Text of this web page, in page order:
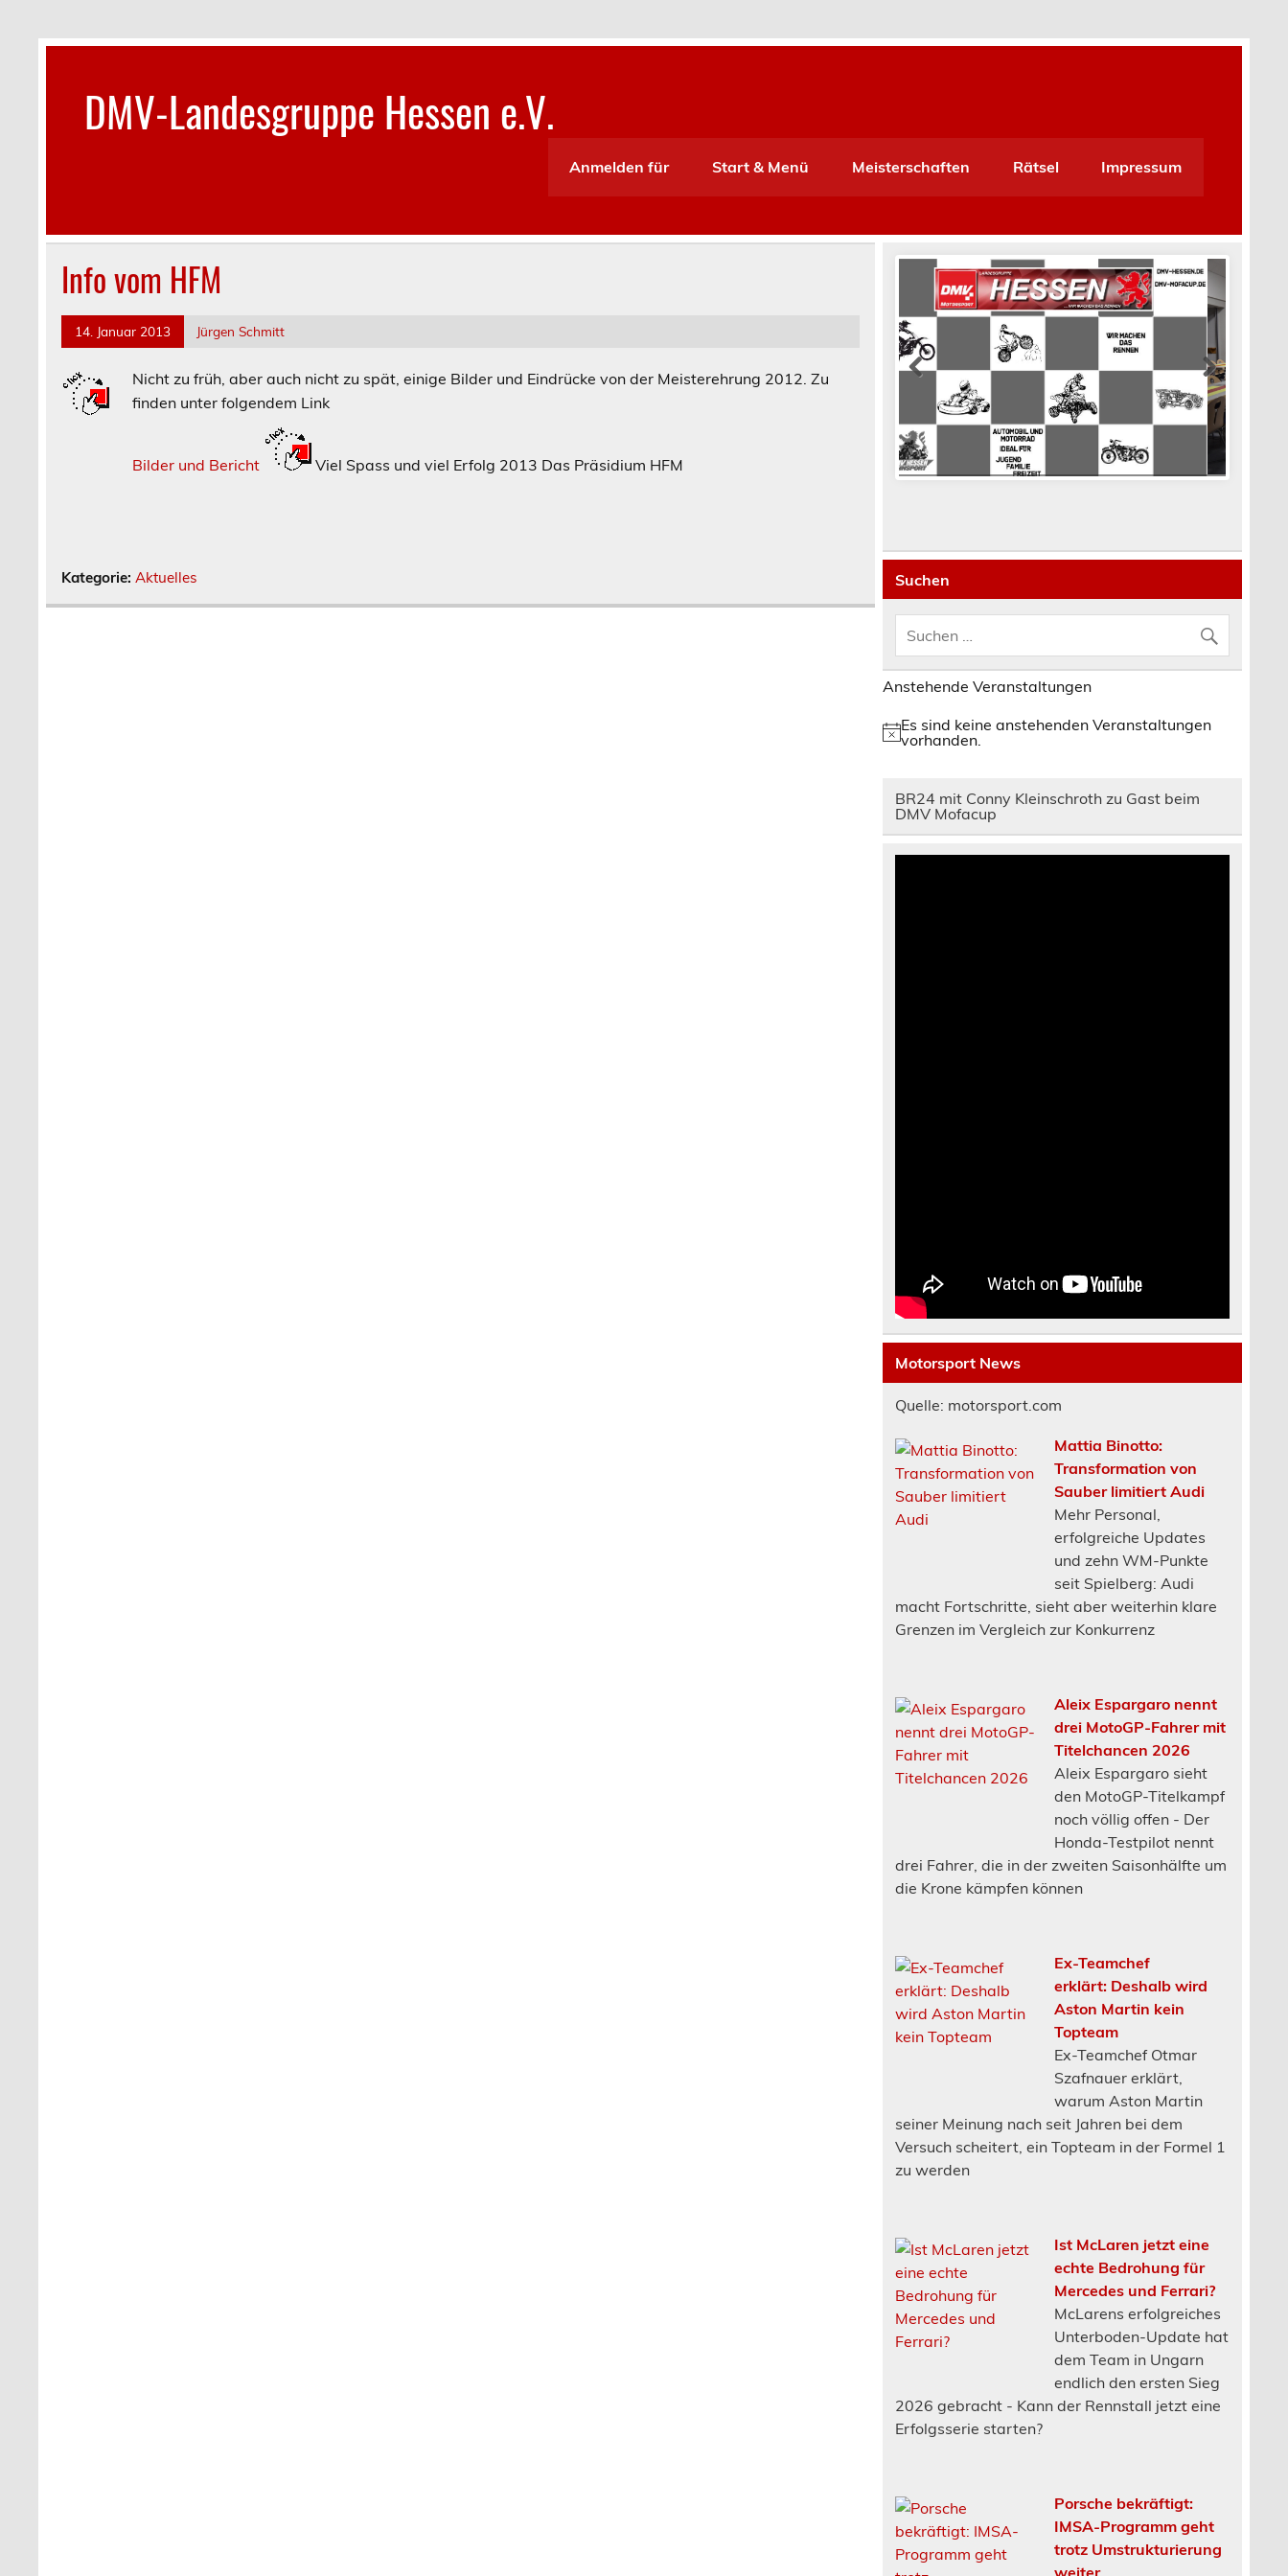
content
DMV-Landesgruppe Hessen e.V.
Anmelden für Start & Menü Meisterschaften Rätsel Impressum
Info vom HFM
14. Januar 2013 Jürgen Schmitt
Nicht zu früh, aber auch nicht zu spät, einige Bilder und Eindrücke von der Meisterehrung 2012. Zu
finden unter folgendem Link
Bilder und Bericht Viel Spass und viel Erfolg 2013 Das Präsidium HFM
Kategorie:Aktuelles Suchen
Anstehende Veranstaltungen
Hinweis
Es sind keine anstehenden Veranstaltungen
vorhanden.
BR24 mit Conny Kleinschroth zu Gast beim
DMV Mofacup
Motorsport News
Quelle: motorsport.com
Mattia Binotto:
Transformation von
Sauber limitiert Audi
Mehr Personal,
erfolgreiche Updates
und zehn WM-Punkte
seit Spielberg: Audi
macht Fortschritte, sieht aber weiterhin klare
Grenzen im Vergleich zur Konkurrenz
Aleix Espargaro nennt
drei MotoGP-Fahrer mit
Titelchancen 2026
Aleix Espargaro sieht
den MotoGP-Titelkampf
noch völlig offen - Der
Honda-Testpilot nennt
drei Fahrer, die in der zweiten Saisonhälfte um
die Krone kämpfen können
Ex-Teamchef
erklärt: Deshalb wird
Aston Martin kein
Topteam
Ex-Teamchef Otmar
Szafnauer erklärt,
warum Aston Martin
seiner Meinung nach seit Jahren bei dem
Versuch scheitert, ein Topteam in der Formel 1
zu werden
Ist McLaren jetzt eine
echte Bedrohung für
Mercedes und Ferrari?
McLarens erfolgreiches
Unterboden-Update hat
dem Team in Ungarn
endlich den ersten Sieg
2026 gebracht - Kann der Rennstall jetzt eine
Erfolgsserie starten?
Porsche bekräftigt:
IMSA-Programm geht
trotz Umstrukturierung
weiter